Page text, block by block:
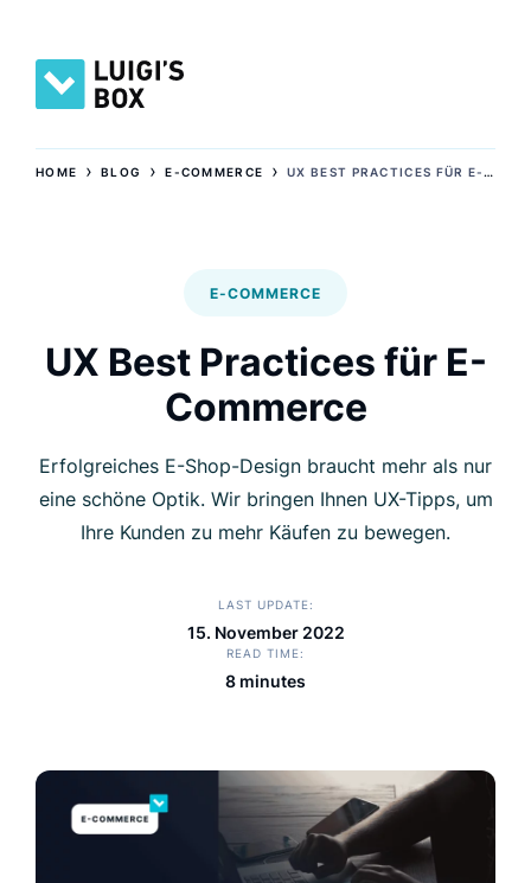
HOME ›BLOG ›E-COMMERCE ›UX BEST PRACTICES FÜR E-COMMERCE
E-COMMERCE
UX Best Practices für E-
Commerce
Erfolgreiches E-Shop-Design braucht mehr als nur
eine schöne Optik. Wir bringen Ihnen UX-Tipps, um
Ihre Kunden zu mehr Käufen zu bewegen.
LAST UPDATE
15. November 2022
READ TIME
8 minutes